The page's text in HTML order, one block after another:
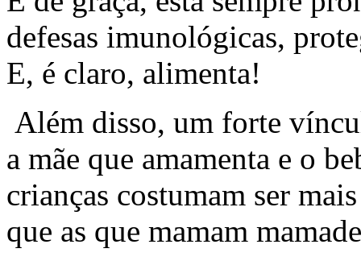
defesas imunológicas,
E, é claro, alimenta!
Além disso, um forte
a mãe que amamenta e o
crianças costumam ser
que as que mamam